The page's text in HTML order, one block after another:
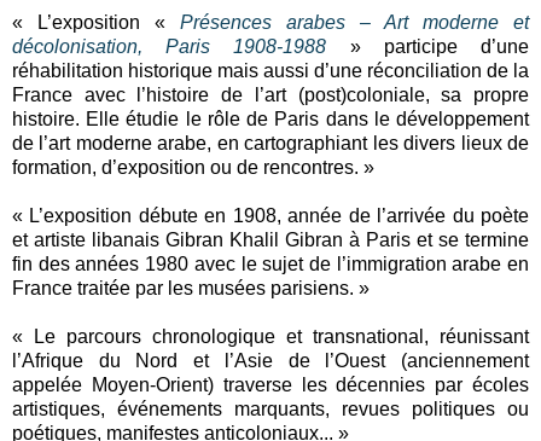
« L’exposition « Présences arabes – Art moderne et
décolonisation, Paris 1908-1988 » participe d’une
réhabilitation historique mais aussi d’une réconciliation de la
France avec l’histoire de l’art (post)coloniale, sa propre
histoire. Elle étudie le rôle de Paris dans le développement
de l’art moderne arabe, en cartographiant les divers lieux de
formation, d’exposition ou de rencontres. »
« L’exposition débute en 1908, année de l’arrivée du poète
et artiste libanais Gibran Khalil Gibran à Paris et se termine
fin des années 1980 avec le sujet de l’immigration arabe en
France traitée par les musées parisiens. »
« Le parcours chronologique et transnational, réunissant
l’Afrique du Nord et l’Asie de l’Ouest (anciennement
appelée Moyen-Orient) traverse les décennies par écoles
artistiques, événements marquants, revues politiques ou
poétiques, manifestes anticoloniaux... »